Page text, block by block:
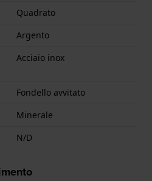
Quadrato
Argento
Acciaio inox
Fondello avvitato
Minerale
N/D